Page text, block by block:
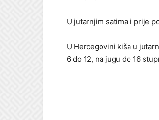
U jutarnjim satima i prije
U Hercegovini kiša u
6 do 12, na jugu do 16